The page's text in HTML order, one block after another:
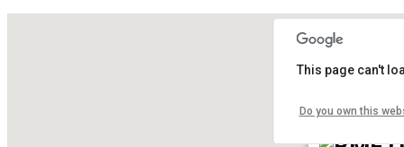
This page can't
Do you own this